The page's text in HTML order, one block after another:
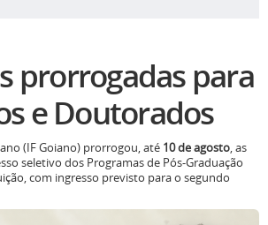
prorrogadas para
e Doutorados
(IF Goiano) prorrogou, até 10 de agosto, as
seletivo dos Programas de Pós-Graduação
com ingresso previsto para o segundo